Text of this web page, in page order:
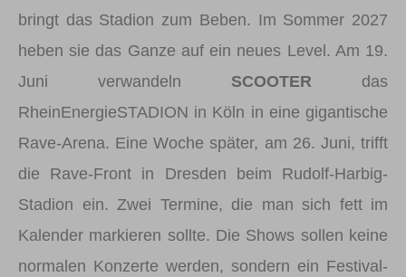
bringt das Stadion zum Beben. Im Sommer 2027
heben sie das Ganze auf ein neues Level. Am 19.
Juni verwandeln SCOOTER das
RheinEnergieSTADION in Köln in eine gigantische
Rave-Arena. Eine Woche später, am 26. Juni, trifft
die Rave-Front in Dresden beim Rudolf-Harbig-
Stadion ein. Zwei Termine, die man sich fett im
Kalender markieren sollte. Die Shows sollen keine
normalen Konzerte werden, sondern ein Festival-